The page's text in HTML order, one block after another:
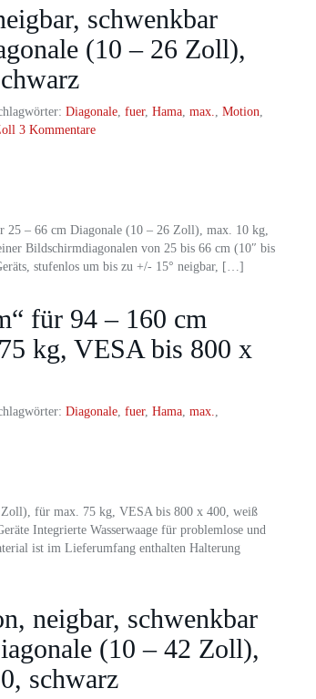
schwenkbar
(10 – 26 Zoll),
Diagonale, fuer, Hama, max., Motion,
3 Kommentare
25 – 66 cm Diagonale (10 – 26 Zoll), max. 10 kg,
Bildschirmdiagonalen von 25 bis 66 cm (10″ bis
stufenlos um bis zu +/- 15° neigbar, […]
für 94 – 160 cm
kg, VESA bis 800 x
Diagonale, fuer, Hama, max.,
für max. 75 kg, VESA bis 800 x 400, weiß
Integrierte Wasserwaage für problemlose und
ist im Lieferumfang enthalten Halterung
neigbar, schwenkbar
(10 – 42 Zoll),
schwarz